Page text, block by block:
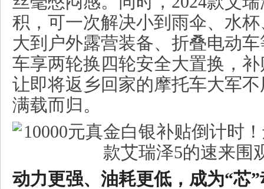
积，可一次解决小到雨伞、水
大到户外露营装备、折叠电动
车享两轮换四轮安全大置换，补
让即将返乡回家的摩托车大军
满载而归。
动力更强、油耗更低，成为“芯